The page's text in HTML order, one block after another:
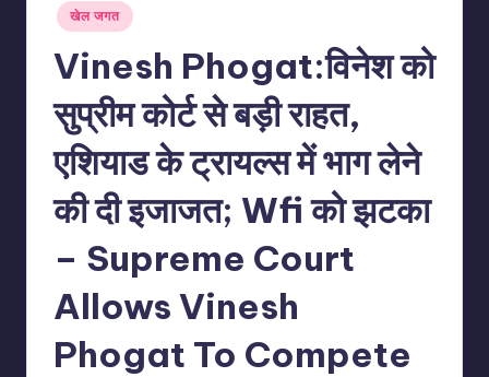
Posted
in
खेल जगत
Vinesh Phogat:विनेश को
सुप्रीम कोर्ट से बड़ी राहत,
एशियाड के ट्रायल्स में भाग लेने
की दी इजाजत; Wfi को झटका
– Supreme Court
Allows Vinesh
Phogat To Compete